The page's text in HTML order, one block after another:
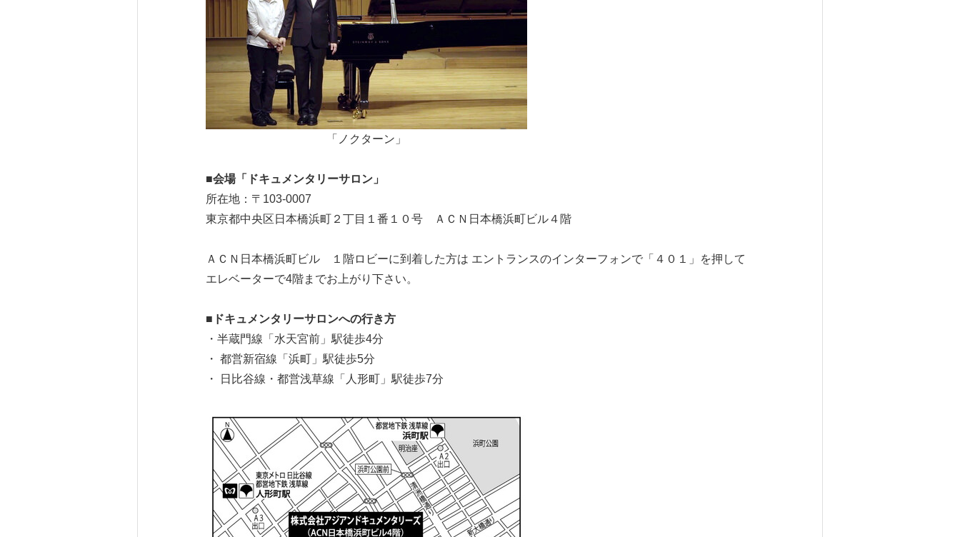
「ノクターン」
■会場「ドキュメンタリーサロン」
所在地： 〒103-0007
東京都中央区日本橋浜町２丁目１番１０号 ＡＣＮ日本橋浜町ビル４階
ＡＣＮ日本橋浜町ビル １階ロビーに到着した方は エントランスのインターフォンで「４０１」を押して
エレベーターで4階までお上がり下さい。
■ドキュメンタリーサロンへの行き方
・半蔵門線「水天宮前」駅徒歩4分
・ 都営新宿線「浜町」駅徒歩5分
・ 日比谷線・都営浅草線「人形町」駅徒歩7分